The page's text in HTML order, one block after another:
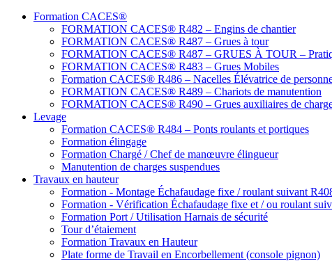
Formation CACES®
FORMATION CACES® R482 – Engins de chantier
FORMATION CACES® R487 – Grues à tour
FORMATION CACES® R487 – GRUES À TOUR –
FORMATION CACES® R483 – Grues Mobiles
Formation CACES® R486 – Nacelles Élévatrice de
FORMATION CACES® R489 – Chariots de manutention
FORMATION CACES® R490 – Grues auxiliaires de
Levage
Formation CACES® R484 – Ponts roulants et portiques
Formation élingage
Formation Chargé / Chef de manœuvre élingueur
Manutention de charges suspendues
Travaux en hauteur
Formation - Montage Échafaudage fixe / roulant suivant
Formation - Vérification Échafaudage fixe et / ou roulant
Formation Port / Utilisation Harnais de sécurité
Tour d’étaiement
Formation Travaux en Hauteur
Plate forme de Travail en Encorbellement (console pignon)